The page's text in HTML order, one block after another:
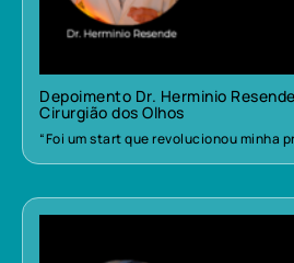
Depoimento Dr. Herminio
Cirurgião dos Olhos
“Foi um start que revolucionou minha